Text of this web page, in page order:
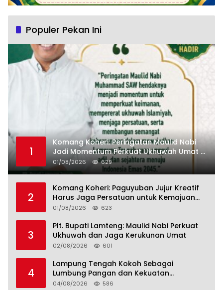
Populer Pekan Ini
1
Komang Koheri: Peringatan Maulid Nabi
Jadi Momentum Perkuat Ukhuwah Umat di
Lampung Tengah
01/08/2026 629
2
Komang Koheri: Paguyuban Jujur Kreatif
Harus Jaga Persatuan untuk Kemajuan
Lampung Tengah
01/08/2026 623
3
Plt. Bupati Lamteng: Maulid Nabi Perkuat
Ukhuwah dan Jaga Kerukunan Umat
02/08/2026 601
4
Lampung Tengah Kokoh Sebagai
Lumbung Pangan dan Kekuatan
Perkebunan Lampung, Komang Koheri:
04/08/2026 586